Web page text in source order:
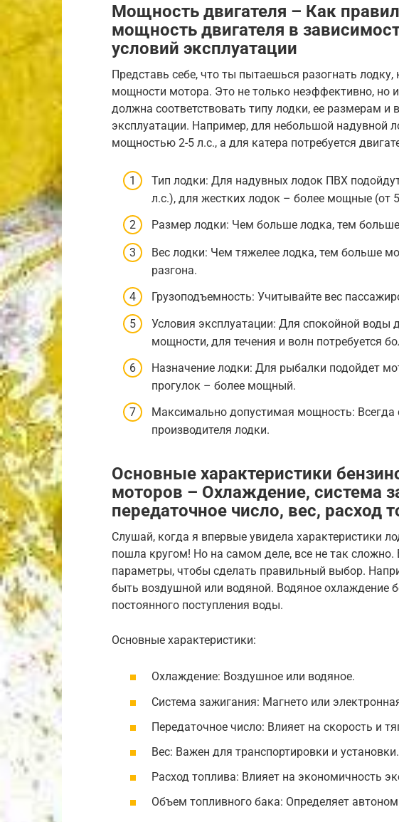
Мощность двигателя – Как
мощность двигателя в
условий эксплуатации
Представь себе, что ты пытаешься разогнать лодку,
мощности мотора. Это не только неэффективно, но
должна соответствовать типу лодки, ее размерам и
эксплуатации. Например, для небольшой надувной
мощностью 2-5 л.с., а для катера потребуется
Тип лодки: Для надувных лодок ПВХ
л.с.), для жестких лодок – более мощные (от
Размер лодки: Чем больше лодка, тем
Вес лодки: Чем тяжелее лодка, тем больше
разгона.
Грузоподъемность: Учитывайте вес
Условия эксплуатации: Для спокойной воды
мощности, для течения и волн потребуется
Назначение лодки: Для рыбалки подойдет
прогулок – более мощный.
Максимально допустимая мощность: Всегда
производителя лодки.
Основные характеристики
моторов – Охлаждение, система
передаточное число, вес, расход
Слушай, когда я впервые увидела характеристики
пошла кругом! Но на самом деле, все не так
параметры, чтобы сделать правильный выбор.
быть воздушной или водяной. Водяное охлаждение
постоянного поступления воды.
Основные характеристики:
Охлаждение: Воздушное или водяное.
Система зажигания: Магнето или
Передаточное число: Влияет на скорость и
Вес: Важен для транспортировки и установки.
Расход топлива: Влияет на экономичность
Объем топливного бака: Определяет